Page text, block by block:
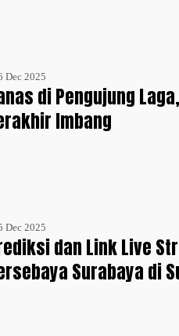
Dec 2025
di Pengujung
Imbang
Dec 2025
dan Link Live
Surabaya di